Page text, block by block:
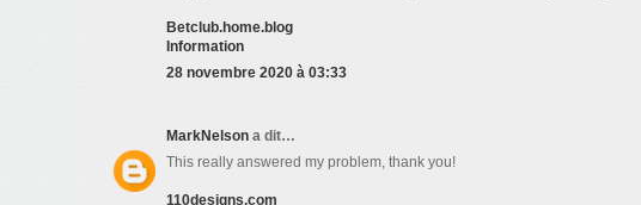
Betclub.home.blog
Information
28 novembre 2020 à 03:33
MarkNelson a dit…
This really answered my problem, thank you!
110designs.com